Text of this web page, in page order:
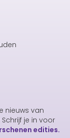
nieuws van
je in voor
edities.